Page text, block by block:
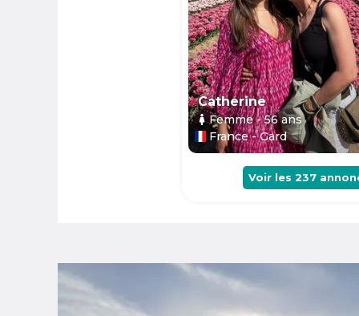
Catherine
Femme- 56ans
France - Gard
Voir les 237